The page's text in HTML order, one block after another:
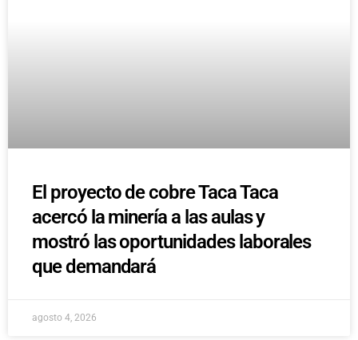
El proyecto de cobre Taca Taca
acercó la minería a las aulas y
mostró las oportunidades laborales
que demandará
agosto 4, 2026